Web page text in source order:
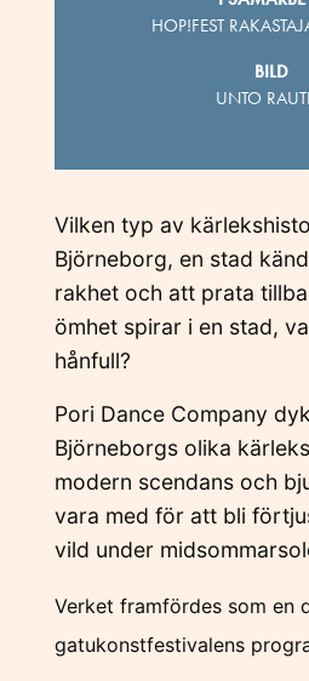
HOP!FEST
BILD
UNTO
Vilken typ av
Björneborg, en stad
rakhet och att prata
ömhet spirar i en stad,
hånfull?
Pori Dance Company
Björneborgs olika
modern scendans och
vara med för att bli
vild under
Verket framfördes som en
gatukonstfestivalens